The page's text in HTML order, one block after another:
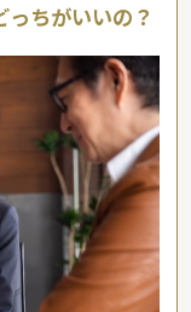
ちがいいの？